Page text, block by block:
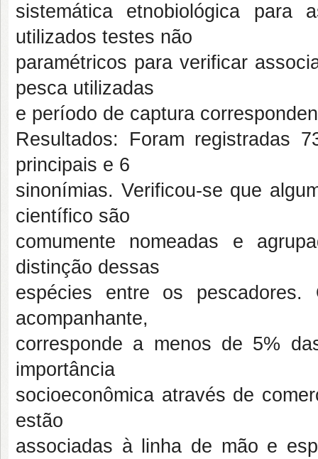
sistemática etnobiológica para
utilizados testes não
paramétricos para verificar
pesca utilizadas
e período de captura
Resultados: Foram registradas
principais e 6
sinonímias. Verificou-se que
científico são
comumente nomeadas e
distinção dessas
espécies entre os
acompanhante,
corresponde a menos de 5%
importância
socioeconômica através de
estão
associadas à linha de mão e